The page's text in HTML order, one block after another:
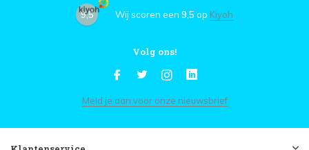
9,5 Wij scoren een 9,5 op Kiyoh
Volg ons!
Meld je aan voor onze nieuwsbrief